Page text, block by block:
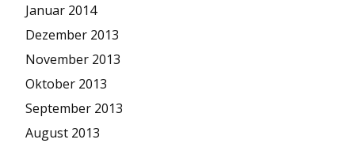
Januar 2014
Dezember 2013
November 2013
Oktober 2013
September 2013
August 2013